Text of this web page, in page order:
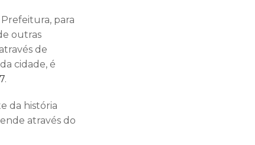
para
outras
de
cidade, é
.
da história
através do